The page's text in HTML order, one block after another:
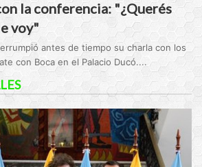
la conferencia: "¿Querés
voy"
antes de tiempo su charla con los
con Boca en el Palacio Ducó....